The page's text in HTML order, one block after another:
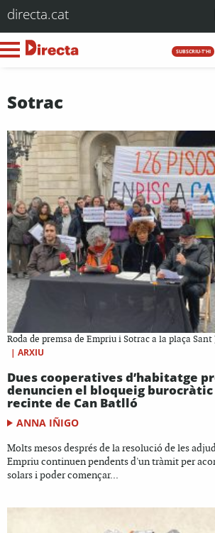
directa.cat
SUBSCRIU-T'HI
Sotrac
Roda de premsa de Empriu i Sotrac a la plaça Sant
| ARXIU
Dues cooperatives d’habitatge
denuncien el bloqueig
recinte de Can Batlló
ANNA IÑIGO
Molts mesos després de la resolució de les
Empriu continuen pendents d'un tràmit per
solars i poder començar...